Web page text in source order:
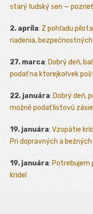
starý ľudský sen — pozrieť
2. apríla: Z pohľadu
riadenia,
27. marca: Dobrý deň,
podať na ktorejkoľvek
22. januára: Dobrý deň,
možné podať listovú
19. januára: Vzopätie
Pri dopravných a
19. januára: Potrebujem
kridel